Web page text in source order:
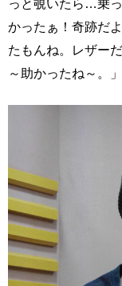
っと覗いたら…乗
かったぁ！奇跡だ
たもんね。レザー
～助かったね～。」